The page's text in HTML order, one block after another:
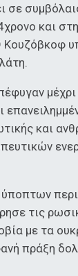
σε
και
Κουζόβκοφ
και
ύποπτων
τις
με τα
πράξη